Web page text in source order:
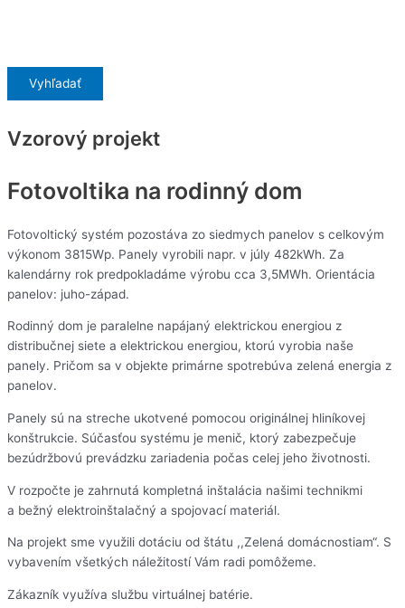
Vyhľadať
Vzorový projekt
Fotovoltika na rodinný dom
Fotovoltický systém pozostáva zo siedmych panelov s celkovým
výkonom 3815Wp. Panely vyrobili napr. v júly 482kWh. Za
kalendárny rok predpokladáme výrobu cca 3,5MWh. Orientácia
panelov: juho-západ.
Rodinný dom je paralelne napájaný elektrickou energiou z
distribučnej siete a elektrickou energiou, ktorú vyrobia naše
panely. Pričom sa v objekte primárne spotrebúva zelená energia z
panelov.
Panely sú na streche ukotvené pomocou originálnej hliníkovej
konštrukcie. Súčasťou systému je menič, ktorý zabezpečuje
bezúdržbovú prevádzku zariadenia počas celej jeho životnosti.
V rozpočte je zahrnutá kompletná inštalácia našimi technikmi
a bežný elektroinštalačný a spojovací materiál.
Na projekt sme využili dotáciu od štátu ,,Zelená domácnostiam“. S
vybavením všetkých náležitostí Vám radi pomôžeme.
Zákazník využíva službu virtuálnej batérie.